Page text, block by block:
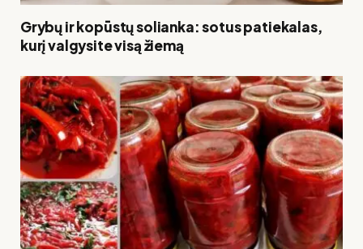
Grybų ir kopūstų solianka: sotus patiekalas,
kurį valgysite visą žiemą